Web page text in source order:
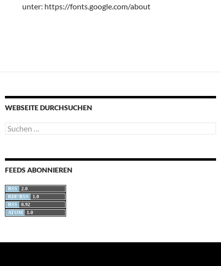
unter: https://fonts.google.com/about
WEBSEITE DURCHSUCHEN
Suchen
nach:
FEEDS ABONNIEREN
RSS
2.0
RDF/RSS
1.0
RSS
0.92
ATOM
1.0